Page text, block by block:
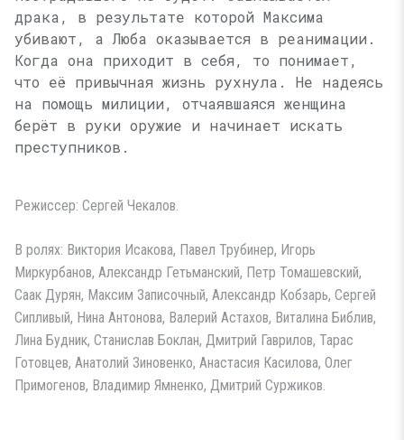
драка, в результате которой Максима
убивают, а Люба оказывается в реанимации.
Когда она приходит в себя, то понимает,
что её привычная жизнь рухнула. Не надеясь
на помощь милиции, отчаявшаяся женщина
берёт в руки оружие и начинает искать
преступников.
Режиссер: Сергей Чекалов.
В ролях: Виктория Исакова, Павел Трубинер, Игорь
Миркурбанов, Александр Гетьманский, Петр Томашевский,
Саак Дурян, Максим Записочный, Александр Кобзарь, Сергей
Сипливый, Нина Антонова, Валерий Астахов, Виталина Библив,
Лина Будник, Станислав Боклан, Дмитрий Гаврилов, Тарас
Готовцев, Анатолий Зиновенко, Анастасия Касилова, Олег
Примогенов, Владимир Ямненко, Дмитрий Суржиков.